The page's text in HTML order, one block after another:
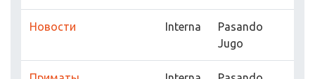
Новости Interna
Pasando
Jugo